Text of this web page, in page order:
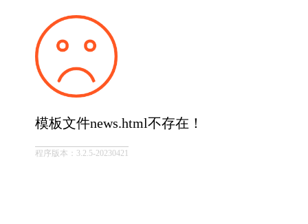
模板文件news.html不存在！
程序版本：3.2.5-20230421